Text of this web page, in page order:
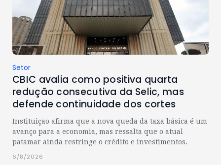
Setor
CBIC avalia como positiva quarta
redução consecutiva da Selic, mas
defende continuidade dos cortes
Instituição afirma que a nova queda da taxa básica é um
avanço para a economia, mas ressalta que o atual
patamar ainda restringe o crédito e investimentos.
6/8/2026